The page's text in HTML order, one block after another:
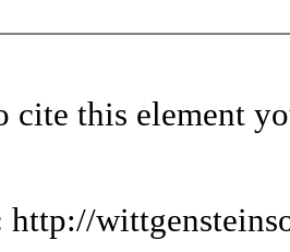
cite this element
http://